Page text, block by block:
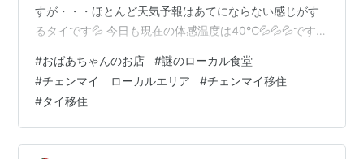
すが・・・ほとんど天気予報はあてにならない感じがす
るタイです💦 今日も現在の体感温度は40℃💦💦💦です。
とは全く違う澄み切った青空が広がっています。 昨日5
月24日の空よ～ by ニャオかな 昨日の朝に撮った空の様
子ですが、写真の通り真っ青な空に白い雲がきれいで
す。 お山もくっきり見えるわね～ by ニャオかな 西側の
山もくっきりと見えます。 コンドのすぐ前にはスーパー
#おばあちゃんのお店 #謎のローカル食堂
#チェンマイ ローカルエリア #チェンマイ移住
#タイ移住